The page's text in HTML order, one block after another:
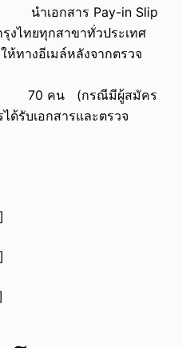
สาร Pay-in Slip
งไทยทุกสาขาทั่วประเทศ
ห้ทางอีเมล์หลังจากตรวจ
(กรณีมีผู้สมัคร
ด้รับเอกสารและตรวจ